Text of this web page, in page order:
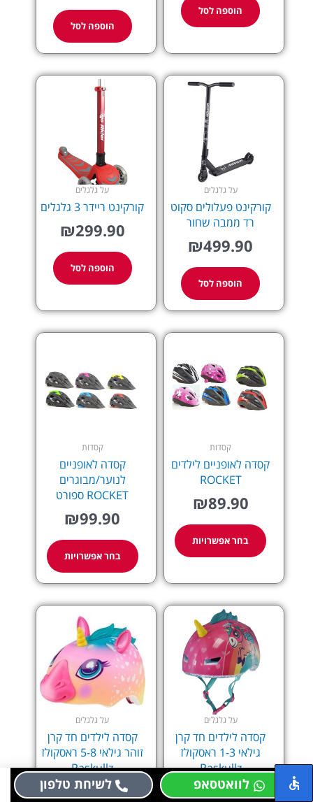
הוספה לסל
הוספה לסל
על גלגלים
קורקינט פעלולים סקוט
רד ממבה שחור
₪499.90
הוספה לסל
על גלגלים
קורקינט ריידר 3 גלגלים
₪299.90
הוספה לסל
קסדות
קסדה לאופניים לילדים
ROCKET
₪89.90
בחר אפשרויות
למוצר
יש
מספר
סוגים.
האפשרויות
קסדות
קסדה לאופניים
לנוער/מבוגרים
ROCKET ספורט
₪99.90
בחר אפשרויות
למוצר
מספר
סוגים.
על גלגלים
קסדה לילדים חד קרן
גילאי 1-3 ראסקולז
Raskullz
₪159.90
על גלגלים
קסדה לילדים חד קרן
זוהר גילאי 5-8 ראסקולז
Raskullz
₪159.90 לוואטסאפ לשיחת טלפון